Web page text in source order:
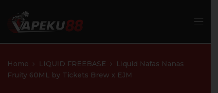
Home LIQUID FREEBASE
Liquid Nafas Nanas
Fruity 60ML by Tickets Brew x EJM